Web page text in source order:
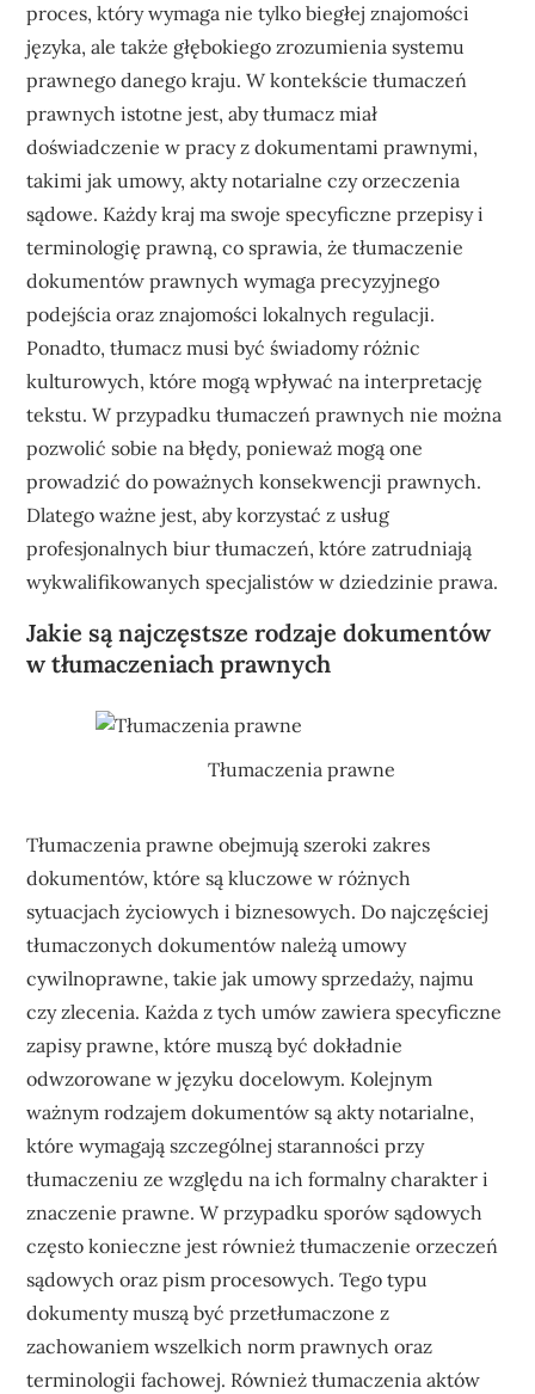
proces, który wymaga nie tylko biegłej znajomości
języka, ale także głębokiego zrozumienia systemu
prawnego danego kraju. W kontekście tłumaczeń
prawnych istotne jest, aby tłumacz miał
doświadczenie w pracy z dokumentami prawnymi,
takimi jak umowy, akty notarialne czy orzeczenia
sądowe. Każdy kraj ma swoje specyficzne przepisy i
terminologię prawną, co sprawia, że tłumaczenie
dokumentów prawnych wymaga precyzyjnego
podejścia oraz znajomości lokalnych regulacji.
Ponadto, tłumacz musi być świadomy różnic
kulturowych, które mogą wpływać na interpretację
tekstu. W przypadku tłumaczeń prawnych nie można
pozwolić sobie na błędy, ponieważ mogą one
prowadzić do poważnych konsekwencji prawnych.
Dlatego ważne jest, aby korzystać z usług
profesjonalnych biur tłumaczeń, które zatrudniają
wykwalifikowanych specjalistów w dziedzinie prawa.
Jakie są najczęstsze rodzaje dokumentów
w tłumaczeniach prawnych
Tłumaczenia prawne
Tłumaczenia prawne obejmują szeroki zakres
dokumentów, które są kluczowe w różnych
sytuacjach życiowych i biznesowych. Do najczęściej
tłumaczonych dokumentów należą umowy
cywilnoprawne, takie jak umowy sprzedaży, najmu
czy zlecenia. Każda z tych umów zawiera specyficzne
zapisy prawne, które muszą być dokładnie
odwzorowane w języku docelowym. Kolejnym
ważnym rodzajem dokumentów są akty notarialne,
które wymagają szczególnej staranności przy
tłumaczeniu ze względu na ich formalny charakter i
znaczenie prawne. W przypadku sporów sądowych
często konieczne jest również tłumaczenie orzeczeń
sądowych oraz pism procesowych. Tego typu
dokumenty muszą być przetłumaczone z
zachowaniem wszelkich norm prawnych oraz
terminologii fachowej. Również tłumaczenia aktów